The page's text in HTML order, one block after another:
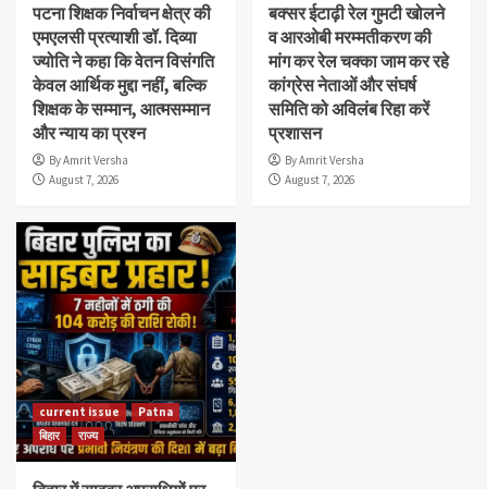
पटना शिक्षक निर्वाचन क्षेत्र की
एमएलसी प्रत्याशी डॉ. दिव्या
ज्योति ने कहा कि वेतन विसंगति
केवल आर्थिक मुद्दा नहीं, बल्कि
शिक्षक के सम्मान, आत्मसम्मान
और न्याय का प्रश्न
By Amrit Versha
August 7, 2026
बक्सर ईटाढ़ी रेल गुमटी खोलने
व आरओबी मरम्मतीकरण की
मांग कर रेल चक्का जाम कर रहे
कांग्रेस नेताओं और संघर्ष
समिति को अविलंब रिहा करें
प्रशासन
By Amrit Versha
August 7, 2026
current issue
Patna
बिहार
राज्य